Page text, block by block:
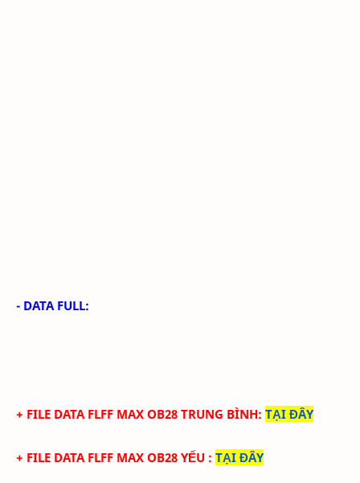
- DATA FULL:
+ FILE DATA FLFF MAX OB28 TRUNG BÌNH: TẠI ĐÂY
+ FILE DATA FLFF MAX OB28 YẾU : TẠI ĐÂY